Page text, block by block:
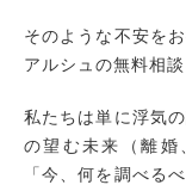
そのような不安を
アルシュの無料相
私たちは単に浮気
の望む未来（離婚
「今、何を調べる